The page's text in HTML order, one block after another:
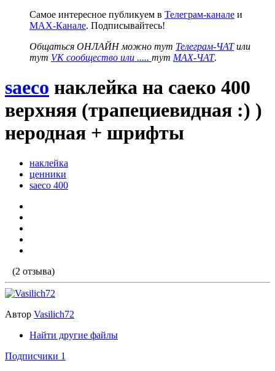
Самое интересное публикуем в Телеграм-канале и
MAX-Канале. Подписывайтесь!
Общаться ОНЛАЙН можно тут Телеграм-ЧАТили
тут VK сообщество или ..... тут MAX-ЧАТ.
saeco наклейка на саеко 400
верхняя (трапециевидная :) )
неродная + шрифты
наклейка
ценники
saeco 400
(2 отзыва)
Автор Vasilich72
Найти другие файлы
Подписчики 1